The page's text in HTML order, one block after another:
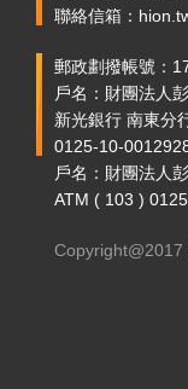
聯絡信箱：
郵政劃撥帳號：
戶名：財團法人
新光銀行 南東分
0125-10-
戶名：財團法人
ATM ( 103 )
Copyright@2017